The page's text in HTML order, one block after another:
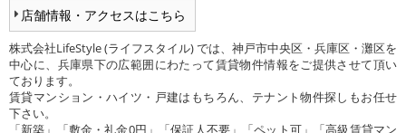
店舗情報・アクセスはこちら
株式会社LifeStyle (ライフスタイル) では、神戸市中央区・兵庫区・灘区を
中心に、兵庫県下の広範囲にわたって賃貸物件情報をご提供させて頂い
ております。
賃貸マンション・ハイツ・戸建はもちろん、テナント物件探しもお任せ
下さい。
「新築」「敷金・礼金0円」「保証人不要」「ペット可」「高級賃貸マン